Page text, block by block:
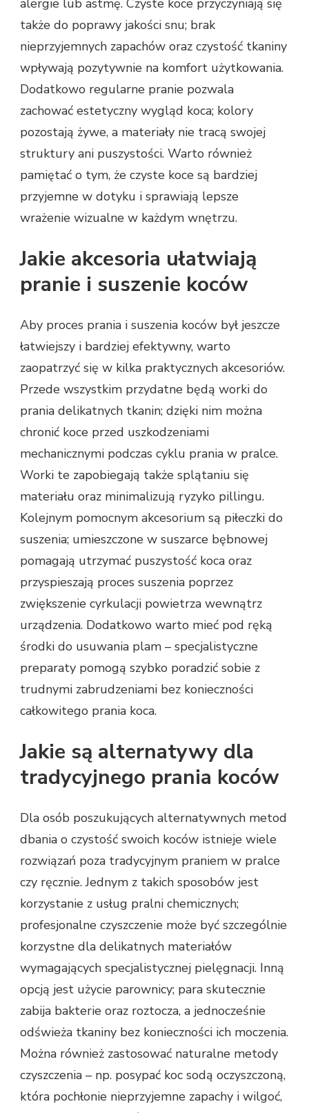
także do poprawy jakości snu; brak
nieprzyjemnych zapachów oraz czystość tkaniny
wpływają pozytywnie na komfort użytkowania.
Dodatkowo regularne pranie pozwala
zachować estetyczny wygląd koca; kolory
pozostają żywe, a materiały nie tracą swojej
struktury ani puszystości. Warto również
pamiętać o tym, że czyste koce są bardziej
przyjemne w dotyku i sprawiają lepsze
wrażenie wizualne w każdym wnętrzu.
Jakie akcesoria ułatwiają
pranie i suszenie koców
Aby proces prania i suszenia koców był jeszcze
łatwiejszy i bardziej efektywny, warto
zaopatrzyć się w kilka praktycznych akcesoriów.
Przede wszystkim przydatne będą worki do
prania delikatnych tkanin; dzięki nim można
chronić koce przed uszkodzeniami
mechanicznymi podczas cyklu prania w pralce.
Worki te zapobiegają także splątaniu się
materiału oraz minimalizują ryzyko pillingu.
Kolejnym pomocnym akcesorium są piłeczki do
suszenia; umieszczone w suszarce bębnowej
pomagają utrzymać puszystość koca oraz
przyspieszają proces suszenia poprzez
zwiększenie cyrkulacji powietrza wewnątrz
urządzenia. Dodatkowo warto mieć pod ręką
środki do usuwania plam – specjalistyczne
preparaty pomogą szybko poradzić sobie z
trudnymi zabrudzeniami bez konieczności
całkowitego prania koca.
Jakie są alternatywy dla
tradycyjnego prania koców
Dla osób poszukujących alternatywnych metod
dbania o czystość swoich koców istnieje wiele
rozwiązań poza tradycyjnym praniem w pralce
czy ręcznie. Jednym z takich sposobów jest
korzystanie z usług pralni chemicznych;
profesjonalne czyszczenie może być szczególnie
korzystne dla delikatnych materiałów
wymagających specjalistycznej pielęgnacji. Inną
opcją jest użycie parownicy; para skutecznie
zabija bakterie oraz roztocza, a jednocześnie
odświeża tkaniny bez konieczności ich moczenia.
Można również zastosować naturalne metody
czyszczenia – np. posypać koc sodą oczyszczoną,
która pochłonie nieprzyjemne zapachy i wilgoć,